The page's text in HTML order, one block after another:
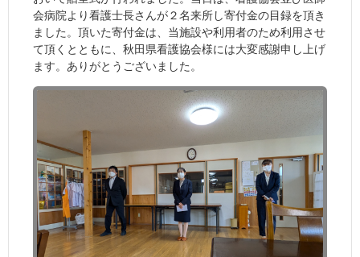
会病院より看護士長さんが２名来所し寄付金の目録を頂き
ました。頂いた寄付金は、当施設や利用者のため利用させ
て頂くとともに、秋田県看護協会様には大変感謝申し上げ
ます。ありがとうございました。